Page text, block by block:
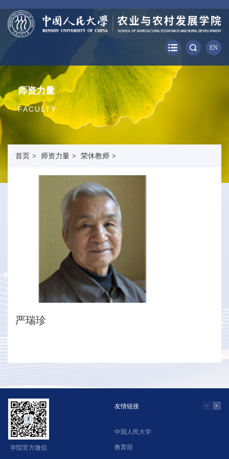
EN
师资力量
FACULTY
首页 > 师资力量 > 荣休教师 >
严瑞珍
学院官方微信
友情链接
中国人民大学
教育部